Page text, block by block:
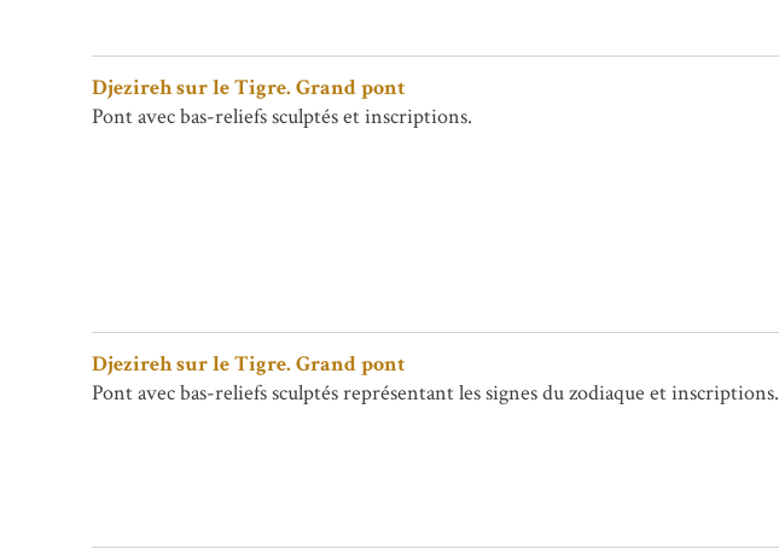
Djezireh sur le Tigre. Grand pont
Pont avec bas-reliefs sculptés et inscriptions.
Djezireh sur le Tigre. Grand pont
Pont avec bas-reliefs sculptés représentant les signes du zodiaque et inscriptions.